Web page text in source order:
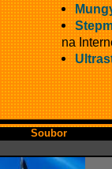
na
Soubor